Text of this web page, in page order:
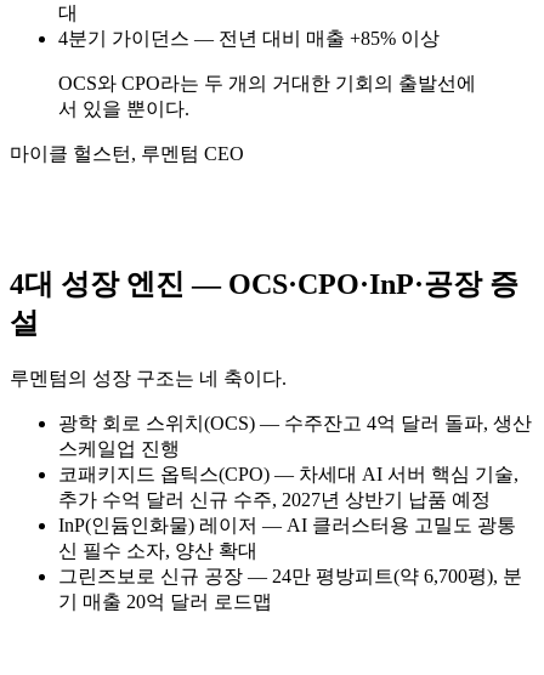
대
4분기 가이던스 — 전년 대비 매출 +85% 이상
OCS와 CPO라는 두 개의 거대한 기회의 출발선에
서 있을 뿐이다.
마이클 헐스턴, 루멘텀 CEO
4대 성장 엔진 — OCS·CPO·InP·공장 증
설
루멘텀의 성장 구조는 네 축이다.
광학 회로 스위치(OCS) — 수주잔고 4억 달러 돌파, 생산
스케일업 진행
코패키지드 옵틱스(CPO) — 차세대 AI 서버 핵심 기술,
추가 수억 달러 신규 수주, 2027년 상반기 납품 예정
InP(인듐인화물) 레이저 — AI 클러스터용 고밀도 광통
신 필수 소자, 양산 확대
그린즈보로 신규 공장 — 24만 평방피트(약 6,700평), 분
기 매출 20억 달러 로드맵